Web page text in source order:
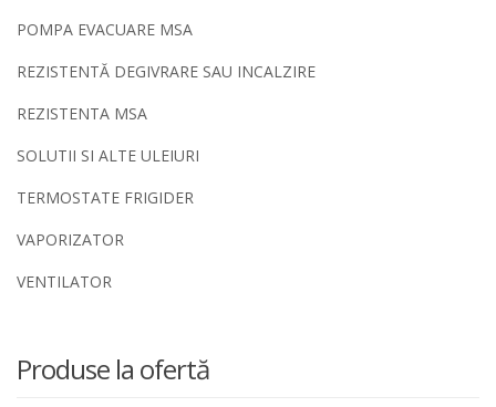
POMPA EVACUARE MSA
REZISTENTĂ DEGIVRARE SAU INCALZIRE
REZISTENTA MSA
SOLUTII SI ALTE ULEIURI
TERMOSTATE FRIGIDER
VAPORIZATOR
VENTILATOR
Produse la ofertă